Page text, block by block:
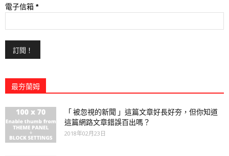
電子信箱 *
最夯蘭姆
「 被忽視的新聞 」這篇文章好長好夯，但你知道
這篇網路文章錯誤百出嗎？
2018年02月23日